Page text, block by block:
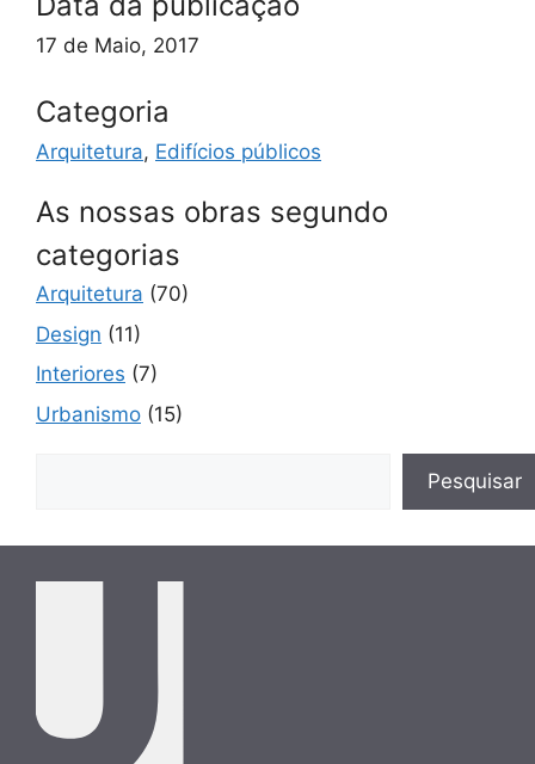
17 de Maio, 2017
Categoria
Arquitetura, Edifícios públicos
As nossas obras segundo
categorias
Arquitetura (70)
Design (11)
Interiores (7)
Urbanismo (15)
Pesquisar